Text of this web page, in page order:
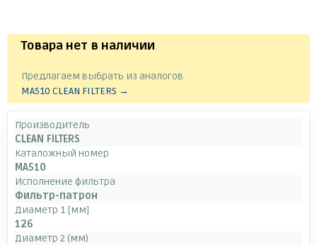
Товара нет в наличии.
Предлагаем выбрать из аналогов
MA510 CLEAN FILTERS →
Производитель
CLEAN FILTERS
Каталожный номер
MA510
Исполнение фильтра
Фильтр-патрон
Диаметр 1 [мм]
126
Диаметр 2 (мм)